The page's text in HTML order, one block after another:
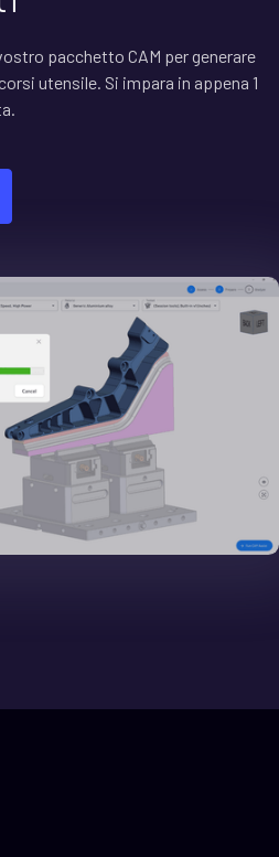
pacchetto CAM per generare
utensile. Si impara in appena 1